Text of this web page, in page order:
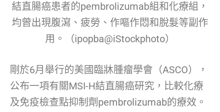
結直腸癌患者的pembrolizumab組和化療組，
均曾出現腹瀉、疲勞、作嘔作悶和脫髮等副作
用。（ipopba@iStockphoto）
剛於6月舉行的美國臨牀腫瘤學會（ASCO），
公布一項有關MSI-H結直腸癌研究，比較化療
及免疫檢查點抑制劑pembrolizumab的療效。